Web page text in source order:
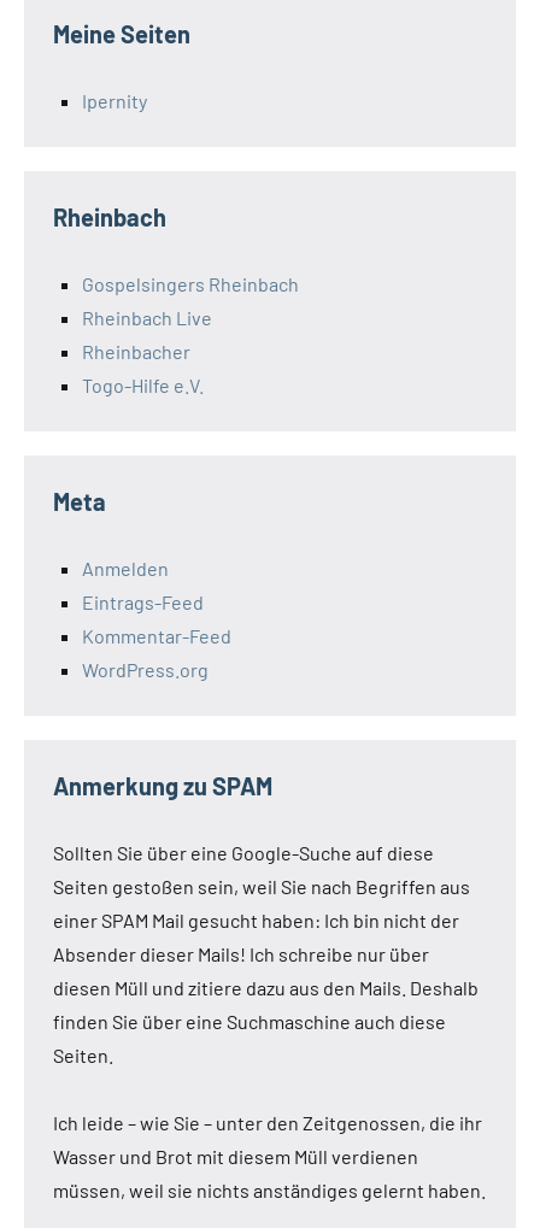
Meine Seiten
Ipernity
Rheinbach
Gospelsingers Rheinbach
Rheinbach Live
Rheinbacher
Togo-Hilfe e.V.
Meta
Anmelden
Eintrags-Feed
Kommentar-Feed
WordPress.org
Anmerkung zu SPAM
Sollten Sie über eine Google-Suche auf diese
Seiten gestoßen sein, weil Sie nach Begriffen aus
einer SPAM Mail gesucht haben: Ich bin nicht der
Absender dieser Mails! Ich schreibe nur über
diesen Müll und zitiere dazu aus den Mails. Deshalb
finden Sie über eine Suchmaschine auch diese
Seiten.
Ich leide – wie Sie – unter den Zeitgenossen, die ihr
Wasser und Brot mit diesem Müll verdienen
müssen, weil sie nichts anständiges gelernt haben.